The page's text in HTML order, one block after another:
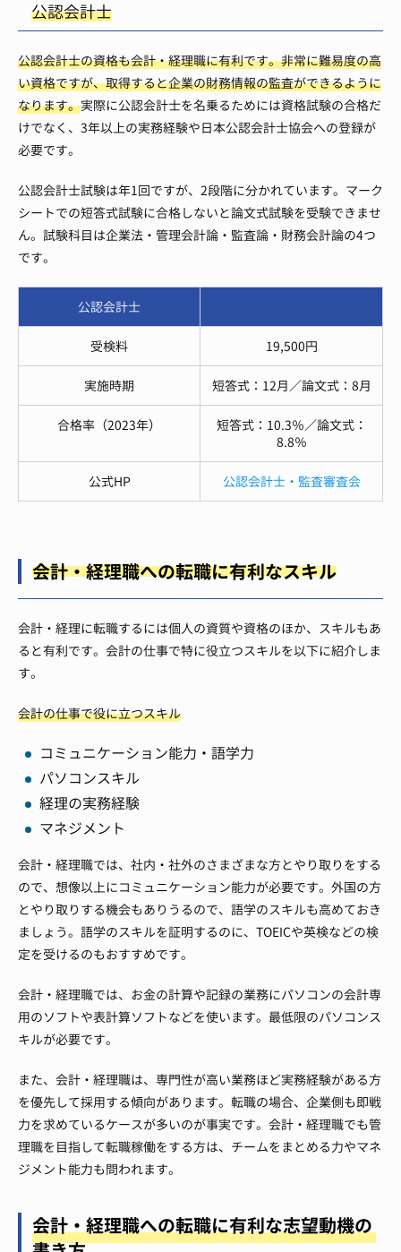
公認会計士
公認会計士の資格も会計・経理職に有利です。非常に難易度の高
い資格ですが、取得すると企業の財務情報の監査ができるように
なります。実際に公認会計士を名乗るためには資格試験の合格だ
けでなく、3年以上の実務経験や日本公認会計士協会への登録が
必要です。
公認会計士試験は年1回ですが、2段階に分かれています。マーク
シートでの短答式試験に合格しないと論文式試験を受験できませ
ん。試験科目は企業法・管理会計論・監査論・財務会計論の4つ
です。
公認会計士
受検料 19,500円
実施時期 短答式：12月／論文式：8月
合格率（2023年）
短答式：10.3％／論文式：
8.8％
公式HP 公認会計士・監査審査会
会計・経理職への転職に有利なスキル
会計・経理に転職するには個人の資質や資格のほか、スキルもあ
ると有利です。会計の仕事で特に役立つスキルを以下に紹介しま
す。
会計の仕事で役に立つスキル
コミュニケーション能力・語学力
パソコンスキル
経理の実務経験
マネジメント
会計・経理職では、社内・社外のさまざまな方とやり取りをする
ので、想像以上にコミュニケーション能力が必要です。外国の方
とやり取りする機会もありうるので、語学のスキルも高めておき
ましょう。語学のスキルを証明するのに、TOEICや英検などの検
定を受けるのもおすすめです。
会計・経理職では、お金の計算や記録の業務にパソコンの会計専
用のソフトや表計算ソフトなどを使います。最低限のパソコンス
キルが必要です。
また、会計・経理職は、専門性が高い業務ほど実務経験がある方
を優先して採用する傾向があります。転職の場合、企業側も即戦
力を求めているケースが多いのが事実です。会計・経理職でも管
理職を目指して転職稼働をする方は、チームをまとめる力やマネ
ジメント能力も問われます。
会計・経理職への転職に有利な志望動機の